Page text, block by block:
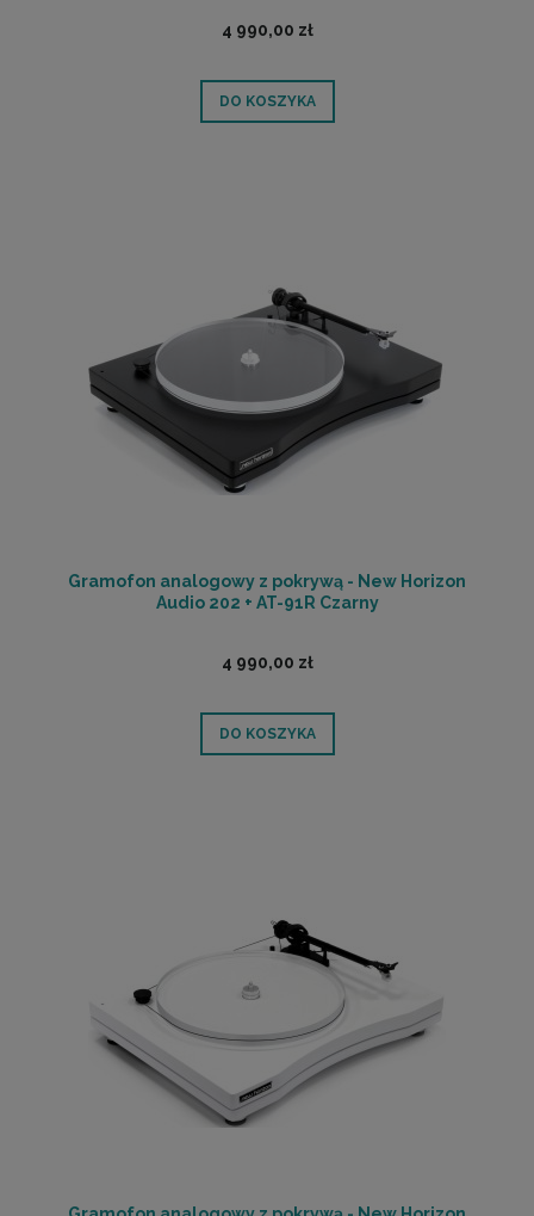
4 990,00 zł
DO KOSZYKA
Gramofon analogowy z pokrywą - New Horizon
Audio 202 + AT-91R Czarny
4 990,00 zł
DO KOSZYKA